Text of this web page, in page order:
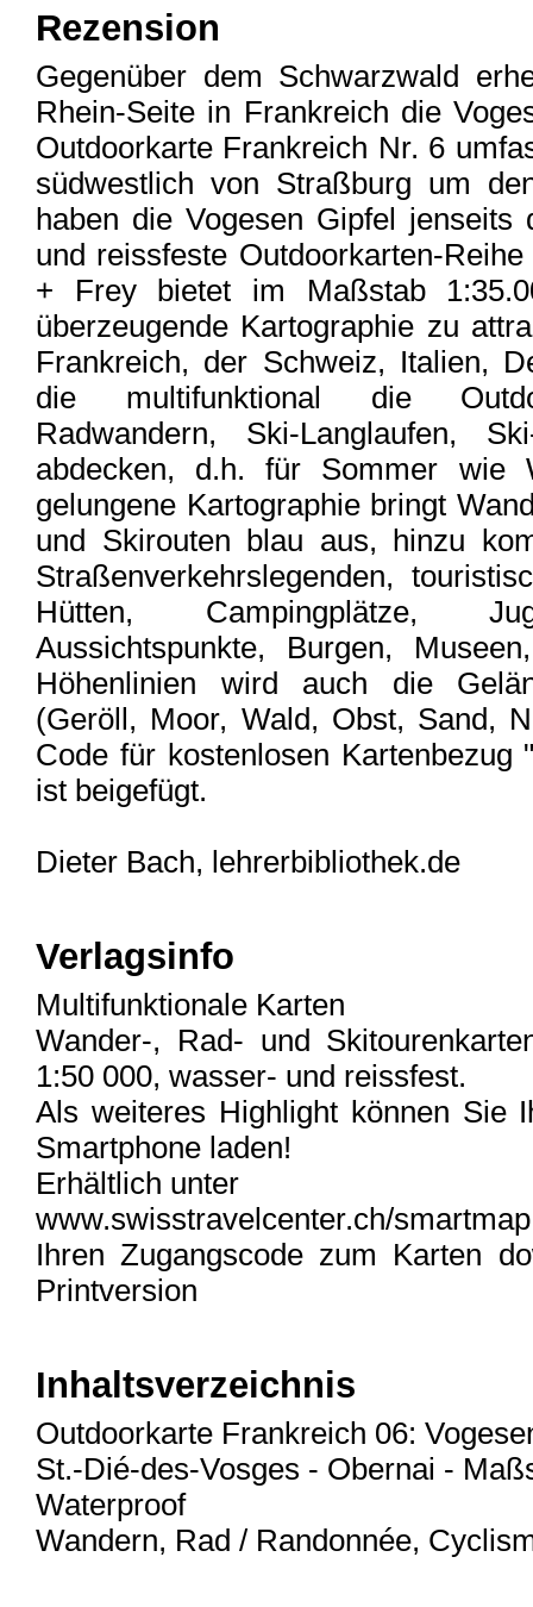
Rezension
Gegenüber dem Schwarzwald
Rhein-Seite in Frankreich die
Outdoorkarte Frankreich Nr. 6
südwestlich von Straßburg um
haben die Vogesen Gipfel
und reissfeste Outdoorkarten-
+ Frey bietet im Maßstab
überzeugende Kartographie zu
Frankreich, der Schweiz, Italien,
die multifunktional die
Radwandern, Ski-Langlaufen,
abdecken, d.h. für Sommer wie
gelungene Kartographie bringt
und Skirouten blau aus, hinzu
Straßenverkehrslegenden,
Hütten, Campingplätze,
Aussichtspunkte, Burgen,
Höhenlinien wird auch die
(Geröll, Moor, Wald, Obst, Sand,
Code für kostenlosen Kartenbezug
ist beigefügt.
Dieter Bach, lehrerbibliothek.de
Verlagsinfo
Multifunktionale Karten
Wander-, Rad- und
1:50 000, wasser- und reissfest.
Als weiteres Highlight können Sie
Smartphone laden!
Erhältlich unter
www.swisstravelcenter.ch/smartmap
Ihren Zugangscode zum Karten
Printversion
Inhaltsverzeichnis
Outdoorkarte Frankreich 06:
St.-Dié-des-Vosges - Obernai -
Waterproof
Wandern, Rad / Randonnée,